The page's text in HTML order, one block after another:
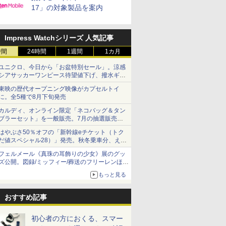
17」の対象製品を案内
Impress Watchシリーズ 人気記事
24時間 1週間 1カ月
ニクロ、今日から「お盆特別セール」。涼感
アサッカーワンピース待望値下げ、撥水ギア
ョーツは1990円に
映の歴代オープニング映像がカプセルトイ
。全5種で8月下旬発売
ルディ、オンライン限定「ネコバッグ＆タン
ラーセット」を一般販売。7月の抽選販売の
選無効分
やぶさ50％オフの「新幹線eチケット（トク
値スペシャル28）」発売。秋冬乗車分、えき
っと限定
ェルメール《真珠の耳飾りの少女》展のグッ
公開。図録/ミッフィー/葬送のフリーレンほ
もっと見る
おすすめ記事
初心者の方におくる、スマー